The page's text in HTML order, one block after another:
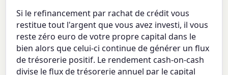
Si le refinancement par rachat de crédit vous
restitue tout l'argent que vous avez investi, il vous
reste zéro euro de votre propre capital dans le
bien alors que celui-ci continue de générer un flux
de trésorerie positif. Le rendement cash-on-cash
divise le flux de trésorerie annuel par le capital